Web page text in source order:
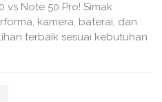
vs Note 50 Pro! Simak
kamera, baterai, dan
terbaik sesuai kebutuhan